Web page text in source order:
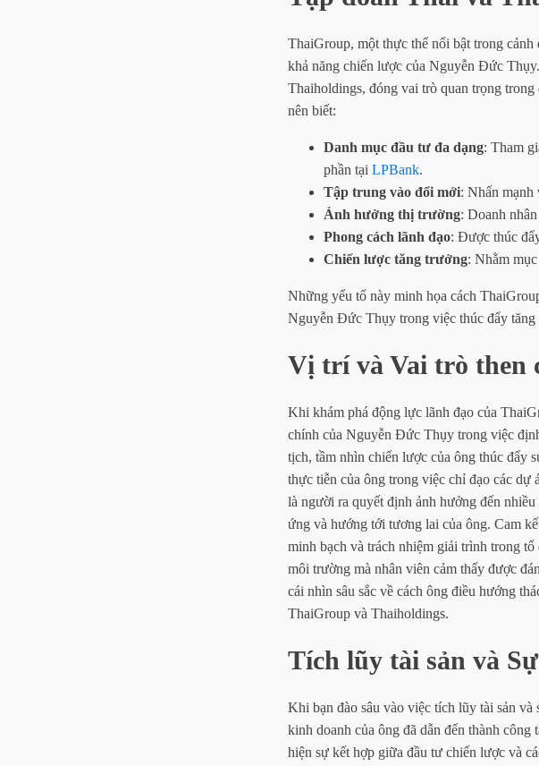
ThaiGroup, một thực thể nổi bật trong
khả năng chiến lược của Nguyễn Đức
Thaiholdings, đóng vai trò quan trọng
nên biết:
Danh mục đầu tư đa dạng: Tham
phần tại LPBank.
Tập trung vào đổi mới: Nhấn mạnh
Ảnh hưởng thị trường: Doanh
Phong cách lãnh đạo: Được thúc
Chiến lược tăng trưởng: Nhằm
Những yếu tố này minh họa cách
Nguyễn Đức Thụy trong việc thúc đẩy
Vị trí và Vai trò then
Khi khám phá động lực lãnh đạo của
chính của Nguyễn Đức Thụy trong việc
tịch, tầm nhìn chiến lược của ông thúc đẩy
thực tiễn của ông trong việc chỉ đạo các
là người ra quyết định ảnh hưởng đến
ứng và hướng tới tương lai của ông. Cam
minh bạch và trách nhiệm giải trình trong
môi trường mà nhân viên cảm thấy được
cái nhìn sâu sắc về cách ông điều hướng
ThaiGroup và Thaiholdings.
Tích lũy tài sản và
Khi bạn đào sâu vào việc tích lũy tài sản
kinh doanh của ông đã dẫn đến thành
hiện sự kết hợp giữa đầu tư chiến lược và